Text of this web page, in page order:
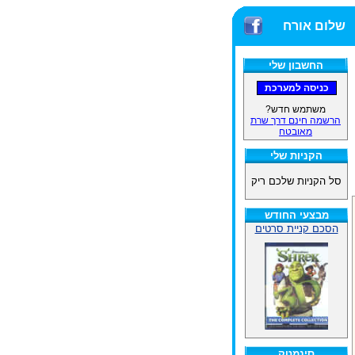
שלום אורח
החשבון שלי
משתמש חדש?
הרשמה חינם דרך שרת
מאובטח
הקניות שלי
סל הקניות שלכם ריק
מבצעי החודש
הסכם קניית סרטים